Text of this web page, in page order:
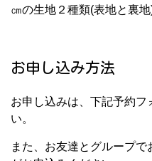
㎝の生地２種類(表地と裏地
お申し込み方法
お申し込みは、下記予約フ
い。
また、お友達とグループ